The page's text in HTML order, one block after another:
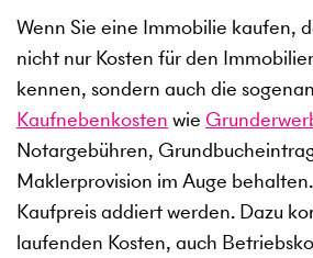
Wenn Sie eine Immobilie kaufen,
nicht nur Kosten für den
kennen, sondern auch die
Kaufnebenkosten wie
Notargebühren,
Maklerprovision im Auge
Kaufpreis addiert werden. Dazu
laufenden Kosten, auch